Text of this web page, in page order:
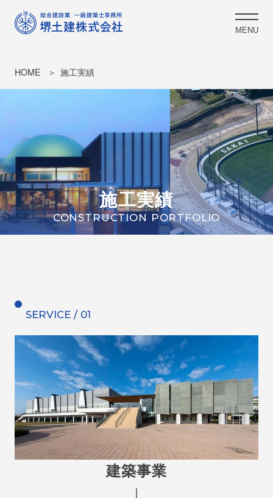
MENU
HOME 施工実績
施工実績
CONSTRUCTION PORTFOLIO
SERVICE / 01
建築事業